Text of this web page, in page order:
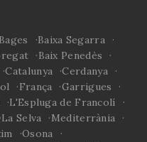
Bages
Baixa Segarra
Baix Penedès
Catalunya
Cerdanya
França
Garrigues
L'Espluga de Francolí
La Selva
Mediterrània
Osona